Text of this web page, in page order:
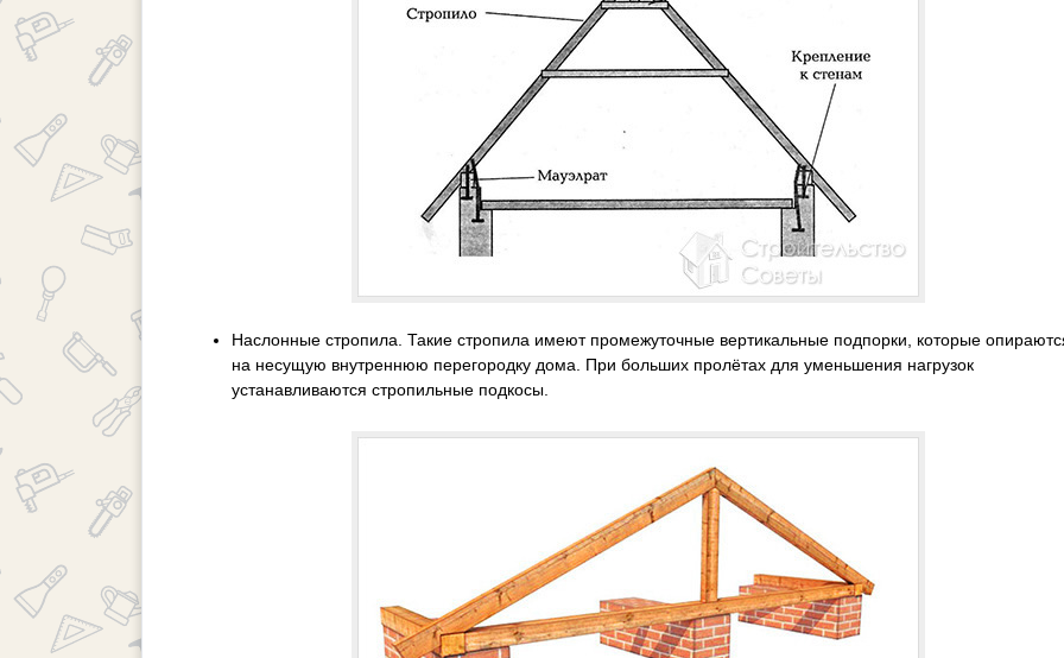
Наслонные стропила. Такие стропила имеют промежуточные вертикальные подпорки, которые
на несущую внутреннюю перегородку дома. При больших пролётах для уменьшения нагрузок
устанавливаются стропильные подкосы.